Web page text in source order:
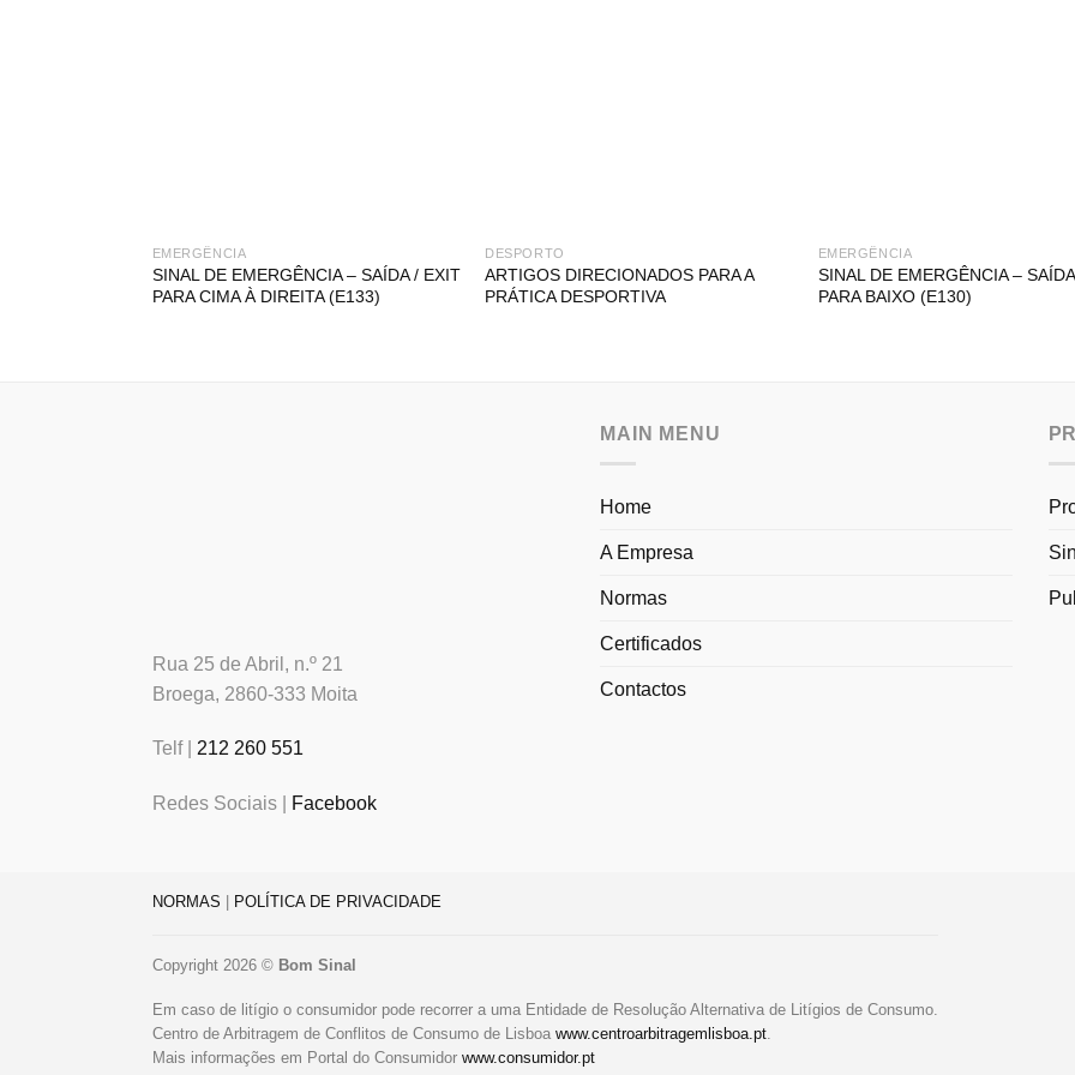
EMERGÊNCIA
SINAL DE EMERGÊNCIA – SAÍDA / EXIT
PARA CIMA À DIREITA (E133)
DESPORTO
ARTIGOS DIRECIONADOS PARA A
PRÁTICA DESPORTIVA
EMERGÊNCIA
SINAL DE EMERGÊNCIA –
PARA BAIXO (E130)
Rua 25 de Abril, n.º 21
Broega, 2860-333 Moita
Telf | 212 260 551
Redes Sociais | Facebook
MAIN MENU
Home
A Empresa
Normas
Certificados
Contactos
NORMAS POLÍTICA DE PRIVACIDADE
Copyright 2026 © Bom Sinal
Em caso de litígio o consumidor pode recorrer a uma Entidade de Resolução Alternativa de Litígios de Consumo.
Centro de Arbitragem de Conflitos de Consumo de Lisboa www.centroarbitragemlisboa.pt
Mais informações em Portal do Consumidor www.consumidor.pt